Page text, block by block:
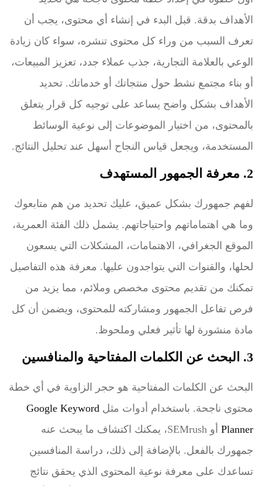
الأهداف بدقة. قبل البدء في إنشاء أي محتوى، يجب أن
تعرف السبب من وراء كل محتوى تنشره، سواء كان زيادة
الوعي بالعلامة التجارية، جذب عملاء جدد، تعزيز المبيعات،
أو بناء مجتمع نشط حول منتجاتك أو خدماتك. تحديد
الأهداف بشكل واضح يساعد على توجيه كل قرار يتعلق
بالمحتوى، من اختيار الموضوعات إلى نوعية الوسائط
المستخدمة، ويجعل قياس النجاح أسهل عند تحليل النتائج.
2. معرفة الجمهور المستهدف
لفهم جمهورك بشكل عميق، عليك تحديد من هم متابعوك
وما هي اهتماماتهم واحتياجاتهم. يشمل ذلك الفئة العمرية،
الموقع الجغرافي، الاهتمامات، المشكلات التي يسعون
لحلها، والقنوات التي يتواجدون عليها. معرفة هذه التفاصيل
تمكنك من تقديم محتوى مخصص وملائم، مما يزيد من
فرص تفاعل الجمهور ومشاركته للمحتوى، ويضمن أن كل
مادة منشورة لها تأثير فعلي وملحوظ.
3. البحث عن الكلمات المفتاحية والمنافسين
البحث عن الكلمات المفتاحية هو حجر الزاوية في أي خطة
محتوى ناجحة. باستخدام أدوات مثل Google Keyword
Planner
أو SEMrush، يمكنك اكتشاف ما يبحث عنه
جمهورك بالفعل. بالإضافة إلى ذلك، دراسة المنافسين
تساعدك على معرفة نوعية المحتوى الذي يحقق نتائج